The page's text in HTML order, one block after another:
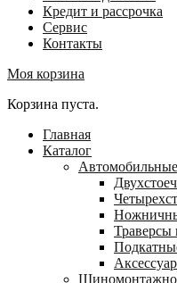
Кредит и рассрочка
Сервис
Контакты
Моя корзина
Корзина пуста.
Главная
Каталог
Траверсы